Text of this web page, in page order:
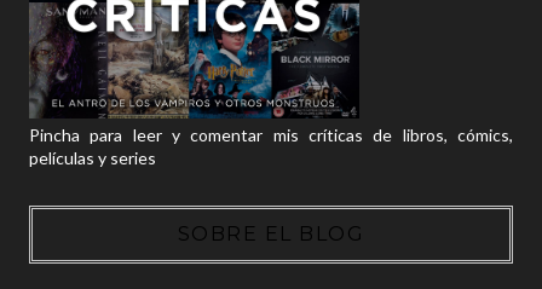
Pincha para leer y comentar mis críticas de libros, cómics,
películas y series
SOBRE EL BLOG